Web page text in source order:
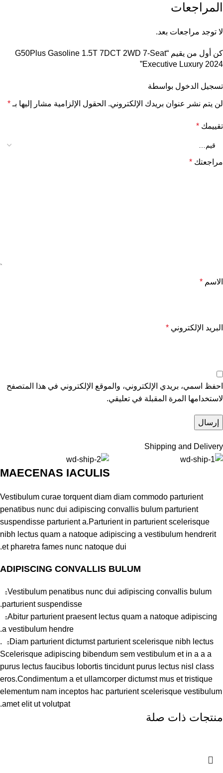
المراجعات
لا توجد مراجعات بعد.
كن أول من يقيم “G50Plus Gasoline 1.5T 7DCT 2WD 7-Seat
Executive Luxury 2024”
تسجيل الدخول بواسطة
لن يتم نشر عنوان بريدك الإلكتروني. الحقول الإلزامية مشار إليها بـ *
تقييمك *
مراجعتك *
الاسم *
البريد الإلكتروني *
احفظ اسمي، بريدي الإلكتروني، والموقع الإلكتروني في هذا المتصفح
لاستخدامها المرة المقبلة في تعليقي.
Shipping and Delivery
MAECENAS IACULIS
Vestibulum curae torquent diam diam commodo parturient
penatibus nunc dui adipiscing convallis bulum parturient
suspendisse parturient a.Parturient in parturient scelerisque
nibh lectus quam a natoque adipiscing a vestibulum hendrerit
et pharetra fames nunc natoque dui.
ADIPISCING CONVALLIS BULUM
Vestibulum penatibus nunc dui adipiscing convallis bulum
parturient suspendisse.
Abitur parturient praesent lectus quam a natoque adipiscing
a vestibulum hendre.
Diam parturient dictumst parturient scelerisque nibh lectus.
Scelerisque adipiscing bibendum sem vestibulum et in a a a
purus lectus faucibus lobortis tincidunt purus lectus nisl class
eros.Condimentum a et ullamcorper dictumst mus et tristique
elementum nam inceptos hac parturient scelerisque vestibulum
amet elit ut volutpat.
منتجات ذات صلة